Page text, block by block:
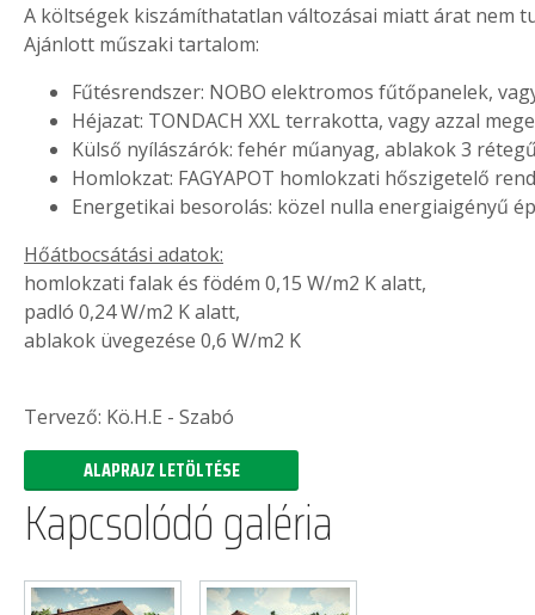
A költségek kiszámíthatatlan változásai miatt árat nem
Ajánlott műszaki tartalom:
Fűtésrendszer: NOBO elektromos fűtőpanelek,
Héjazat: TONDACH XXL terrakotta, vagy azzal
Külső nyílászárók: fehér műanyag, ablakok 3
Homlokzat: FAGYAPOT homlokzati hőszigetelő
Energetikai besorolás: közel nulla energiaigényű
Hőátbocsátási adatok:
homlokzati falak és födém 0,15 W/m2 K alatt,
padló 0,24 W/m2 K alatt,
ablakok üvegezése 0,6 W/m2 K
Tervező: Kö.H.E - Szabó
ALAPRAJZ LETÖLTÉSE
Kapcsolódó galéria